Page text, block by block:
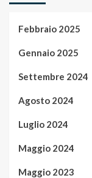
Febbraio 2025
Gennaio 2025
Settembre 2024
Agosto 2024
Luglio 2024
Maggio 2024
Maggio 2023